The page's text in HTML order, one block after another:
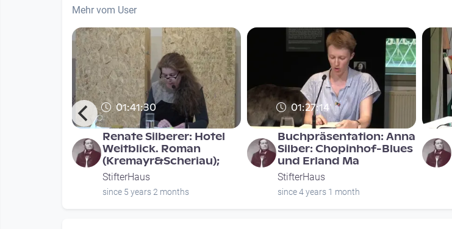
Mehr vom User
01:41:30
Renate Silberer: Hotel
Weitblick. Roman
(Kremayr&Scheriau);
StifterHaus
since 5 years 2 months
01:27:14
Buchpräsentation: Anna
Silber: Chopinhof-Blues
und Erland Ma
StifterHaus
since 4 years 1 month